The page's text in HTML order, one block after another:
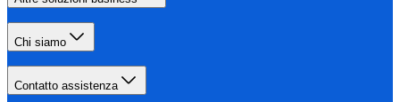
Chi siamo
Contatto assistenza